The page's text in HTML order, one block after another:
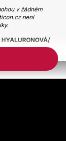
v žádném
není